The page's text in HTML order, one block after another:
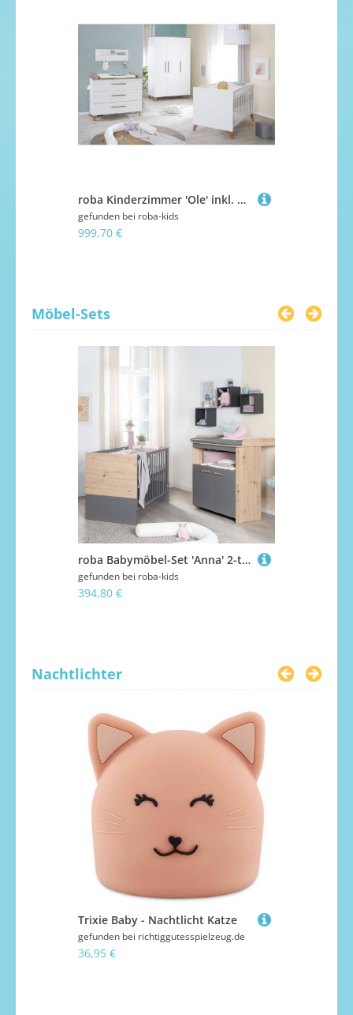
roba Kinderzimmer 'Ole' inkl. Baby-/Kinderbett 70x140, Kleiderschrank & Wickelkommode
gefunden bei roba-kids
999,70 €
Möbel-Sets
roba Babymöbel-Set 'Anna' 2-teilig - Anthrazit / Dekor Kent Eiche
gefunden bei roba-kids
394,80 €
Nachtlichter
Trixie Baby - Nachtlicht Katze
gefunden bei richtiggutesspielzeug.de
36,95 €